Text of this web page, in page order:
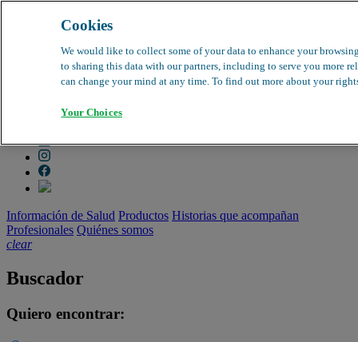
clear
Dirección médica
Farmacovigilancia
Buscador de productos
Información de Salud Productos Historias que acompañan
Profesionales Quiénes somos
clear
Buscador
Quiero encontrar:
Cookies
We would like to collect some of your data to enhance your
to sharing this data with our partners, including to serve you more
can change your mind at any time. To find out more about your
Your Choices